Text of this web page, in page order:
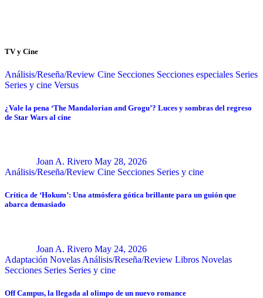
TV y Cine
Análisis/Reseña/Review Cine Secciones Secciones especiales Series
Series y cine Versus
¿Vale la pena ‘The Mandalorian and Grogu’? Luces y sombras del regreso
de Star Wars al cine
Joan A. Rivero May 28, 2026
Análisis/Reseña/Review Cine Secciones Series y cine
Crítica de ‘Hokum’: Una atmósfera gótica brillante para un guión que
abarca demasiado
Joan A. Rivero May 24, 2026
Adaptación Novelas Análisis/Reseña/Review Libros Novelas
Secciones Series Series y cine
Off Campus, la llegada al olimpo de un nuevo romance